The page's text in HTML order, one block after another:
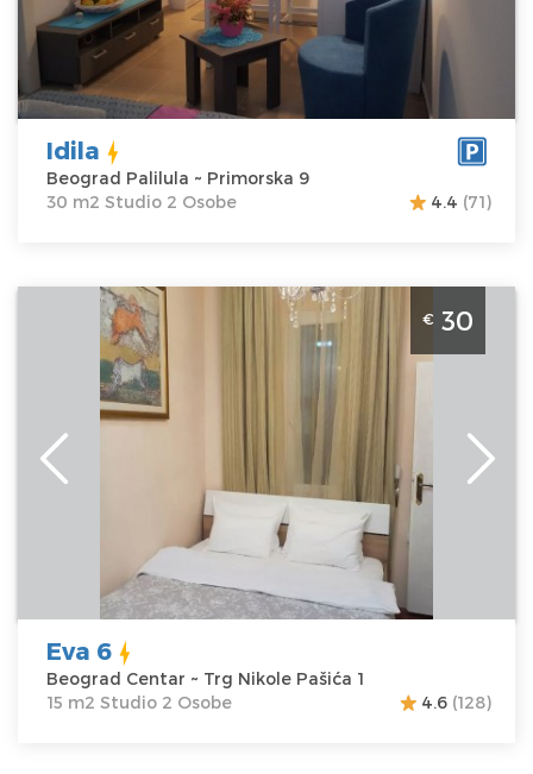
Idila
Beograd Palilula ~ Primorska 9
30 m2 Studio 2 Osobe
4.4 (71)
Studio Apartman Eva 6 Beograd Centar
Lokacija:Beograd
Adresa:
Nikole Pašića 1
Kvadratura : 15
Struktura :
Studio
€ 30
Eva 6
Beograd Centar ~ Trg Nikole Pašića 1
15 m2 Studio 2 Osobe
4.6 (128)